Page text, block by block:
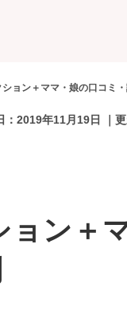
ョン＋ママ・娘の口コミ・
： 2019年11月19日 ｜
ョン＋